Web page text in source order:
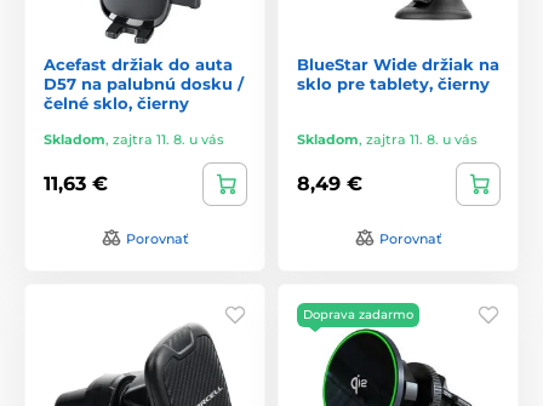
Acefast držiak do auta
D57 na palubnú dosku /
čelné sklo, čierny
Skladom, zajtra 11. 8. u vás
11,63 €
Porovnať
BlueStar Wide držiak na
sklo pre tablety, čierny
Skladom, zajtra 11. 8. u vás
8,49 €
Porovnať
Doprava zadarmo